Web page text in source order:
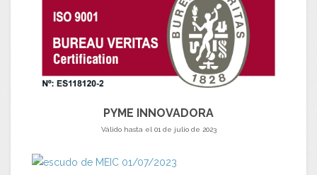
PYME INNOVADORA
Válido hasta el 01 de julio de 2023